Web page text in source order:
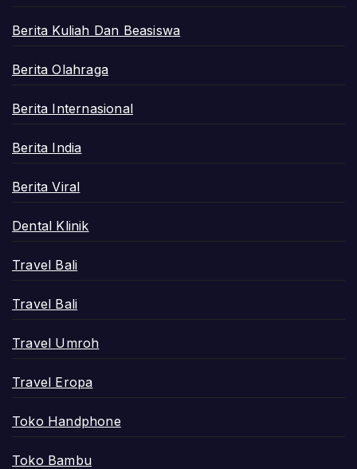
Berita Kuliah Dan Beasiswa
Berita Olahraga
Berita Internasional
Berita India
Berita Viral
Dental Klinik
Travel Bali
Travel Bali
Travel Umroh
Travel Eropa
Toko Handphone
Toko Bambu